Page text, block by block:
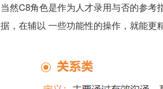
当然C8角色是作为人才录用与否的参
据，在辅以 一些功能性的操作，就能更